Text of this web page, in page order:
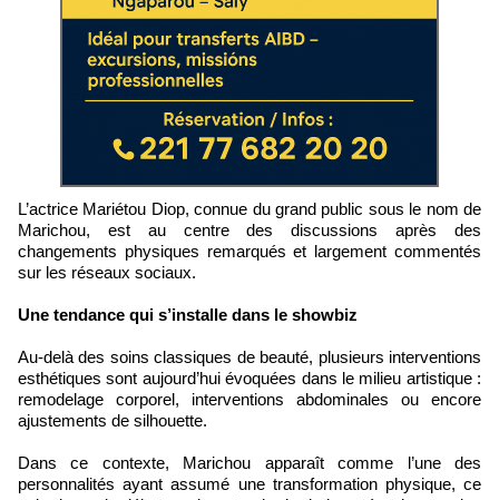
L’actrice Mariétou Diop, connue du grand public sous le nom de
Marichou, est au centre des discussions après des
changements physiques remarqués et largement commentés
sur les réseaux sociaux.
Une tendance qui s’installe dans le showbiz
Au-delà des soins classiques de beauté, plusieurs interventions
esthétiques sont aujourd’hui évoquées dans le milieu artistique :
remodelage corporel, interventions abdominales ou encore
ajustements de silhouette.
Dans ce contexte, Marichou apparaît comme l’une des
personnalités ayant assumé une transformation physique, ce